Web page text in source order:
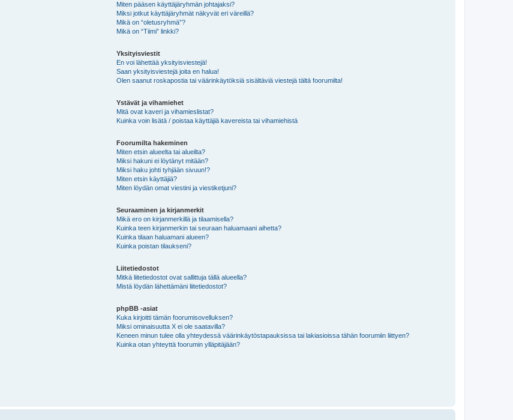
Miten pääsen käyttäjäryhmän johtajaksi?
Miksi jotkut käyttäjäryhmät näkyvät eri väreillä?
Mikä on “oletusryhmä”?
Mikä on “Tiimi” linkki?
Yksityisviestit
En voi lähettää yksityisviestejä!
Saan yksityisviestejä joita en halua!
Olen saanut roskapostia tai väärinkäytöksiä sisältäviä viestejä tältä foorumilta!
Ystävät ja vihamiehet
Mitä ovat kaveri ja vihamieslistat?
Kuinka voin lisätä / poistaa käyttäjiä kavereista tai vihamiehistä
Foorumilta hakeminen
Miten etsin alueelta tai alueilta?
Miksi hakuni ei löytänyt mitään?
Miksi haku johti tyhjään sivuun!?
Miten etsin käyttäjiä?
Miten löydän omat viestini ja viestiketjuni?
Seuraaminen ja kirjanmerkit
Mikä ero on kirjanmerkillä ja tilaamisella?
Kuinka teen kirjanmerkin tai seuraan haluamaani aihetta?
Kuinka tilaan haluamani alueen?
Kuinka poistan tilaukseni?
Liitetiedostot
Mitkä liitetiedostot ovat sallittuja tällä alueella?
Mistä löydän lähettämäni liitetiedostot?
phpBB -asiat
Kuka kirjoitti tämän foorumisovelluksen?
Miksi ominaisuutta X ei ole saatavilla?
Keneen minun tulee olla yhteydessä väärinkäytöstapauksissa tai lakiasioissa tähän foorumiin liittyen?
Kuinka otan yhteyttä foorumin ylläpitäjään?